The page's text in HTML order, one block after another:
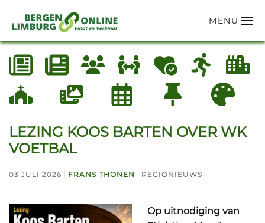
Terug naar hoofdinhoud
MENU
LEZING KOOS BARTEN OVER WK
VOETBAL
03 JULI 2026 FRANS THONEN REGIONIEUWS
Op uitnodiging van